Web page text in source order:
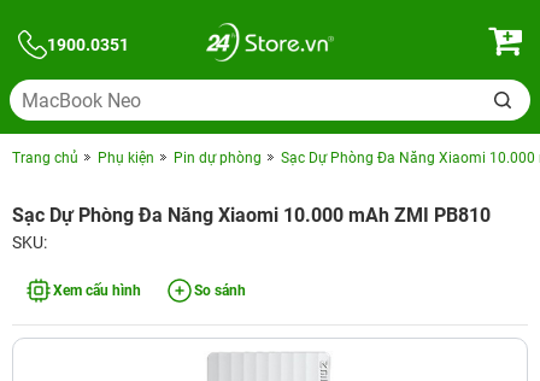
1900.0351
Trang chủ Phụ kiện Pin dự phòng Sạc Dự Phòng Đa Năng Xiaomi 10.000
Sạc Dự Phòng Đa Năng Xiaomi 10.000 mAh ZMI PB810
SKU:
Xem cấu hình So sánh